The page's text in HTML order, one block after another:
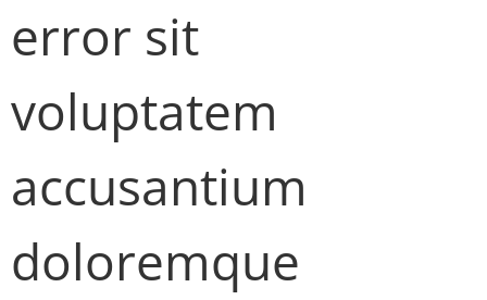
error sit
voluptatem
accusantium
doloremque